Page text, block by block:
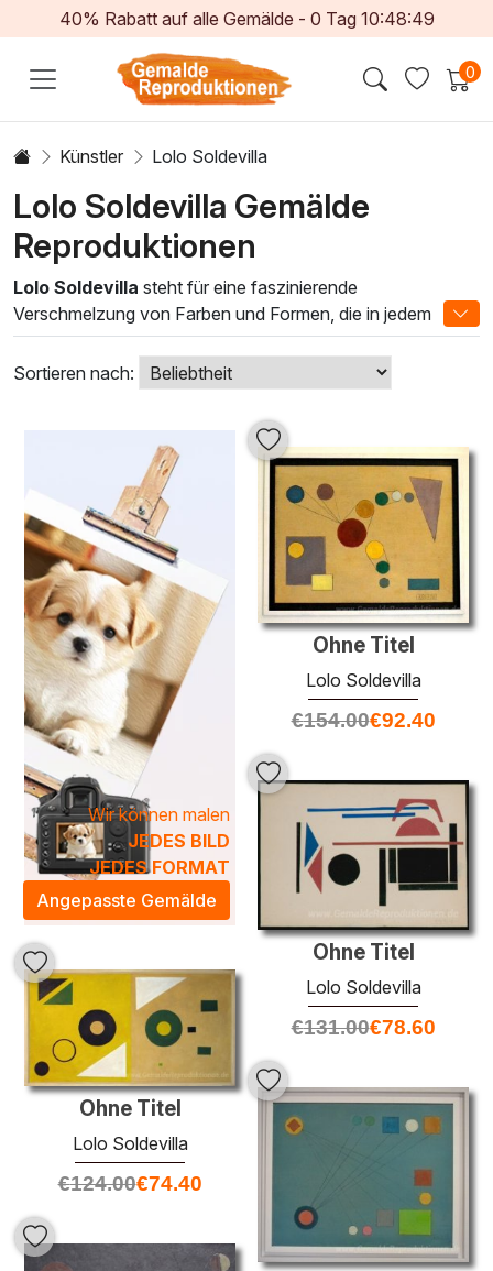
40% Rabatt auf alle Gemälde - 0 Tag 10:48:48
0
Künstler Lolo Soldevilla
Lolo Soldevilla Gemälde
Reproduktionen
Lolo Soldevilla steht für eine faszinierende
Verschmelzung von Farben und Formen, die in jedem
Ölgemälde lebendig werden. Diese Kategorie umfasst
beeindruckende Werke, die durch klare Linien und
harmonische Farbkombinationen bestechen. Soldevillas
künstlerischer Stil, geprägt von einer einzigartigen
Kombination aus Abstraktion und geometrischen
Elementen, schafft eine unverwechselbare Ästhetik, die
sowohl in modernen als auch in klassischen Wohnräumen
eine spektakuläre Atmosphäre erzeugt.
Lolo Soldevilla Kollektion einen Hauch von künstlerischer
Raffinesse und zeitloser Eleganz.
Sortieren nach:
Wir können malen
JEDES BILD
JEDES FORMAT
Angepasste Gemälde
Ohne Titel
Lolo Soldevilla
€154.00€92.40
Ohne Titel
Lolo Soldevilla
€131.00€78.60
Ohne Titel
Lolo Soldevilla
€124.00€74.40